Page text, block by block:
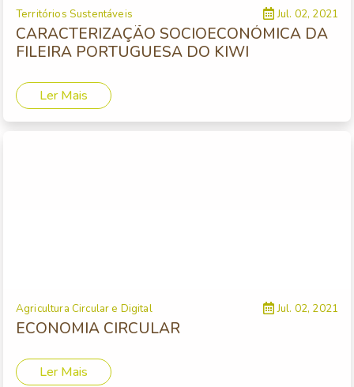
Territórios Sustentáveis Jul. 02, 2021
CARACTERIZAÇÃO SOCIOECONÓMICA DA
FILEIRA PORTUGUESA DO KIWI
Ler Mais
Agricultura Circular e Digital Jul. 02, 2021
ECONOMIA CIRCULAR
Ler Mais